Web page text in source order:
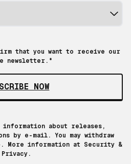
that you want to receive our
newsletter.*
NOW
about releases,
by e-mail. You may withdraw
More information at
Security &
Privacy.